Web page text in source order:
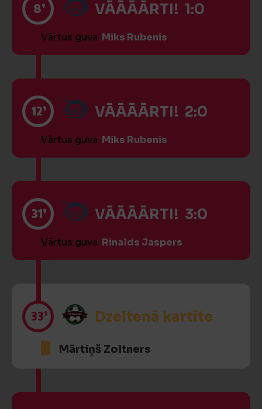
8’ VĀĀĀĀRTI! 1:0
Vārtus guva Miks Rubenis
12’ VĀĀĀĀRTI! 2:0
Vārtus guva Miks Rubenis
31’ VĀĀĀĀRTI! 3:0
Vārtus guva Rinalds Jaspers
33’ Dzeltenā kartīte
Mārtiņš Zoltners